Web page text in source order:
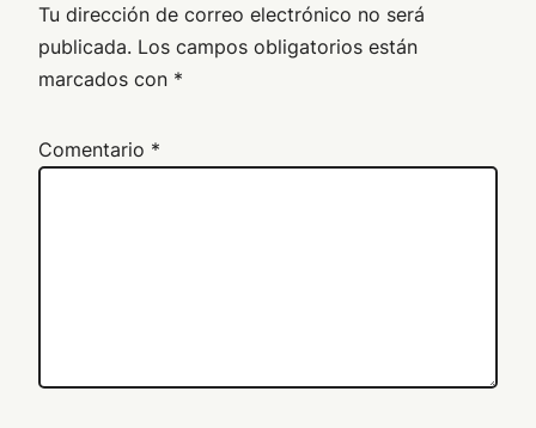
Tu dirección de correo electrónico no será
publicada. Los campos obligatorios están
marcados con *
Comentario *